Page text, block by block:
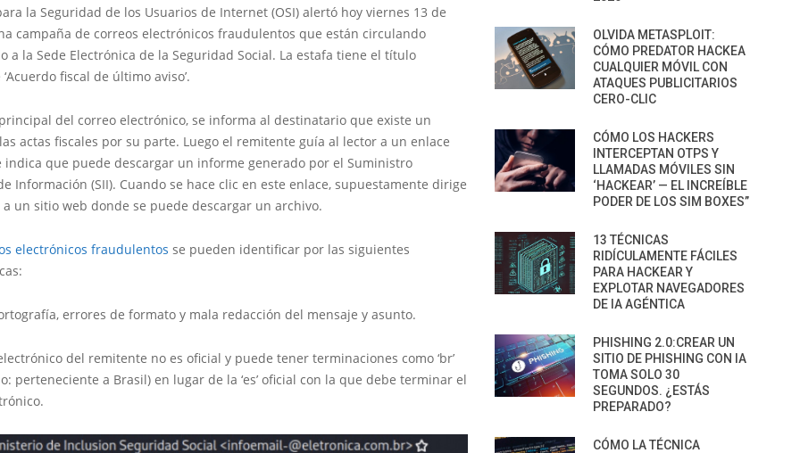
la Seguridad de los Usuarios de Internet (OSI) alertó hoy viernes 13 de
campaña de correos electrónicos fraudulentos que están circulando
a la Sede Electrónica de la Seguridad Social. La estafa tiene el título
fiscal de último aviso’.
del correo electrónico, se informa al destinatario que existe un
actas fiscales por su parte. Luego el remitente guía al lector a un enlace
indica que puede descargar un informe generado por el Suministro
Información (SII). Cuando se hace clic en este enlace, supuestamente dirige
un sitio web donde se puede descargar un archivo.
electrónicos fraudulentos se pueden identificar por las siguientes
errores de formato y mala redacción del mensaje y asunto.
del remitente no es oficial y puede tener terminaciones como ‘br’
perteneciente a Brasil) en lugar de la ‘es’ oficial con la que debe terminar el
OLVIDA METASPLOIT:
CÓMO PREDATOR HACKEA
CUALQUIER MÓVIL CON
ATAQUES PUBLICITARIOS
CERO-CLIC
CÓMO LOS HACKERS
INTERCEPTAN OTPS Y
LLAMADAS MÓVILES SIN
‘HACKEAR’ — EL INCREÍBLE
PODER DE LOS SIM BOXES”
13 TÉCNICAS
RIDÍCULAMENTE FÁCILES
PARA HACKEAR Y
EXPLOTAR NAVEGADORES
DE IA AGÉNTICA
PHISHING 2.0:CREAR UN
SITIO DE PHISHING CON IA
TOMA SOLO 30
SEGUNDOS. ¿ESTÁS
PREPARADO?
CÓMO LA TÉCNICA